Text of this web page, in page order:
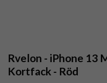
Rvelon - iPhone 13
Kortfack - Röd